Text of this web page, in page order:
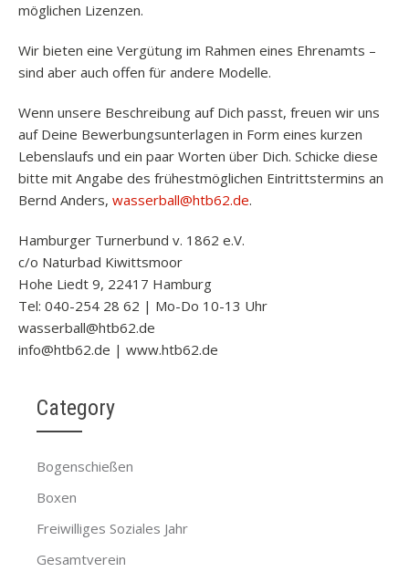
möglichen Lizenzen.
Wir bieten eine Vergütung im Rahmen eines Ehrenamts –
sind aber auch offen für andere Modelle.
Wenn unsere Beschreibung auf Dich passt, freuen wir uns
auf Deine Bewerbungsunterlagen in Form eines kurzen
Lebenslaufs und ein paar Worten über Dich. Schicke diese
bitte mit Angabe des frühestmöglichen Eintrittstermins an
Bernd Anders, wasserball@htb62.de.
Hamburger Turnerbund v. 1862 e.V.
c/o Naturbad Kiwittsmoor
Hohe Liedt 9, 22417 Hamburg
Tel: 040-254 28 62 | Mo-Do 10-13 Uhr
wasserball@htb62.de
info@htb62.de | www.htb62.de
Category
Bogenschießen
Boxen
Freiwilliges Soziales Jahr
Gesamtverein